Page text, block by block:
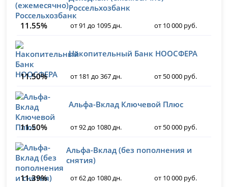
Россельхозбанк
11.55%
от 91 до 1095 дн. от 10 000 руб.
Накопительный Банк НООСФЕРА
11.50% от 181 до 367 дн. от 50 000 руб.
Альфа-Вклад Ключевой Плюс
11.50% от 92 до 1080 дн. от 50 000 руб.
Альфа-Вклад (без пополнения и
снятия)
11.39%
от 62 до 1080 дн. от 10 000 руб.